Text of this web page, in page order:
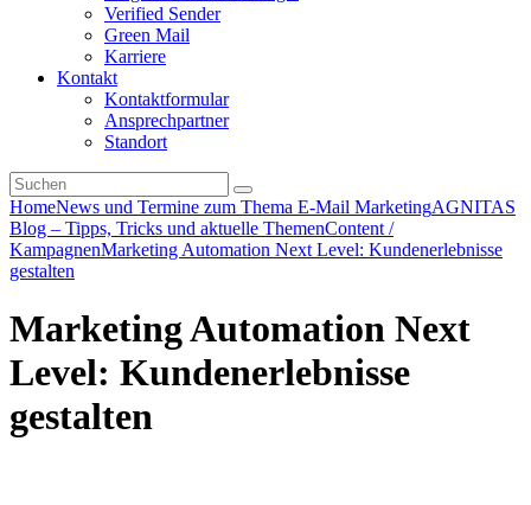
Verified Sender
Green Mail
Karriere
Kontakt
Kontaktformular
Ansprechpartner
Standort
HomeNews und Termine zum Thema E-Mail MarketingAGNITAS
Blog – Tipps, Tricks und aktuelle ThemenContent /
KampagnenMarketing Automation Next Level: Kundenerlebnisse
gestalten
Marketing Automation Next
Level: Kundenerlebnisse
gestalten